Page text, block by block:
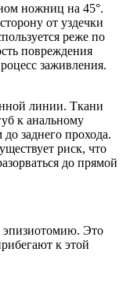
ножниц на 45°.
от уздечки
реже по
повреждения
заживления.
линии. Ткани
к анальному
заднего прохода.
риск, что
до прямой
эпизиотомию. Это
к этой